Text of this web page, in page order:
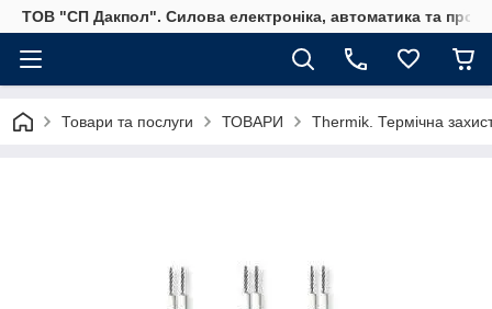
ТОВ "СП Дакпол". Силова електроніка, автоматика та
Товари та послуги ТОВАРИ Thermik. Термічна